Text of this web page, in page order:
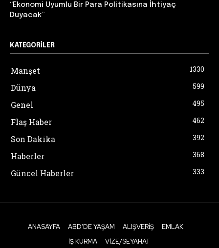
“Ekonomi Uyumlu Bir Para Politikasına İhtiyaç
Duyacak”
KATEGORILER
Manşet 1330
Dünya 599
Genel 495
Flaş Haber 462
Son Dakika 392
Haberler 368
Güncel Haberler 333
ANASAYFA ABD’DE YAŞAM ALIŞVERIŞ
EMLAK
İŞ KURMA
VIZE/SEYAHAT